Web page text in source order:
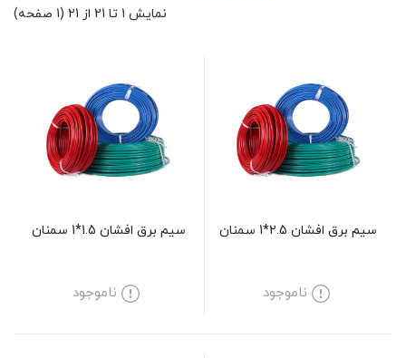
نمایش 1 تا 21 از 21 (1 صفحه)
سیم برق افشان 2.5*1 سمنان
ناموجود
سیم برق افشان 1.5*1 سمنان
ناموجود